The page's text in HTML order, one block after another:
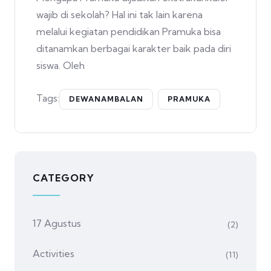
wajib di sekolah? Hal ini tak lain karena
melalui kegiatan pendidikan Pramuka bisa
ditanamkan berbagai karakter baik pada diri
siswa. Oleh
Tags: DEWANAMBALAN PRAMUKA
CATEGORY
17 Agustus (2)
Activities (11)